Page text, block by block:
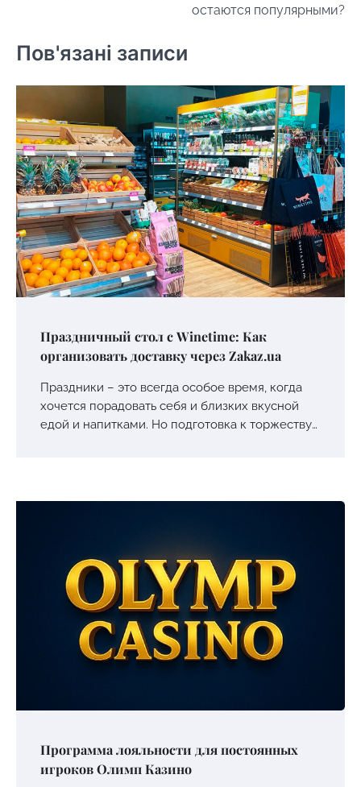
остаются популярными?
Пов'язані записи
Праздничный стол с Winetime: Как
организовать доставку через Zakaz.ua
Праздники – это всегда особое время, когда
хочется порадовать себя и близких вкусной
едой и напитками. Но подготовка к торжеству…
Программа лояльности для постоянных
игроков Олимп Казино